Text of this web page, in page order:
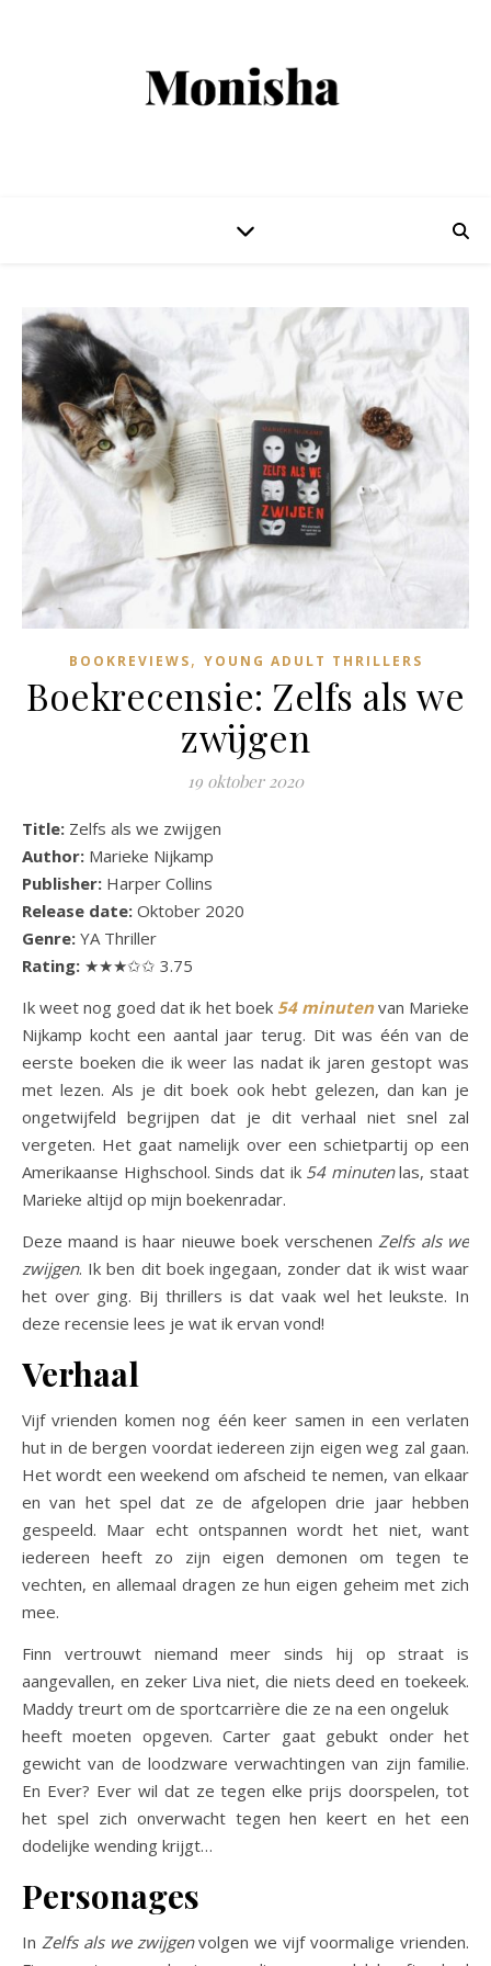
BOOKREVIEWS, YOUNG ADULT THRILLERS
Boekrecensie: Zelfs als we
zwijgen
19 oktober 2020
Title: Zelfs als we zwijgen
Author: Marieke Nijkamp
Publisher: Harper Collins
Release date: Oktober 2020
Genre: YA Thriller
Rating: ★★★✩✩ 3.75
Ik weet nog goed dat ik het boek 54 minutenvan Marieke
Nijkamp kocht een aantal jaar terug. Dit was één van de
eerste boeken die ik weer las nadat ik jaren gestopt was
met lezen. Als je dit boek ook hebt gelezen, dan kan je
ongetwijfeld begrijpen dat je dit verhaal niet snel zal
vergeten. Het gaat namelijk over een schietpartij op een
Amerikaanse Highschool. Sinds dat ik 54 minutenlas, staat
Marieke altijd op mijn boekenradar.
Deze maand is haar nieuwe boek verschenen Zelfs als we
zwijgen. Ik ben dit boek ingegaan, zonder dat ik wist waar
het over ging. Bij thrillers is dat vaak wel het leukste. In
deze recensie lees je wat ik ervan vond!
Verhaal
Vijf vrienden komen nog één keer samen in een verlaten
hut in de bergen voordat iedereen zijn eigen weg zal gaan.
Het wordt een weekend om afscheid te nemen, van elkaar
en van het spel dat ze de afgelopen drie jaar hebben
gespeeld. Maar echt ontspannen wordt het niet, want
iedereen heeft zo zijn eigen demonen om tegen te
vechten, en allemaal dragen ze hun eigen geheim met zich
mee.
Finn vertrouwt niemand meer sinds hij op straat is
aangevallen, en zeker Liva niet, die niets deed en toekeek.
Maddy treurt om de sportcarrière die ze na een ongeluk
heeft moeten opgeven. Carter gaat gebukt onder het
gewicht van de loodzware verwachtingen van zijn familie.
En Ever? Ever wil dat ze tegen elke prijs doorspelen, tot
het spel zich onverwacht tegen hen keert en het een
dodelijke wending krijgt…
Personages
In Zelfs als we zwijgenvolgen we vijf voormalige vrienden.